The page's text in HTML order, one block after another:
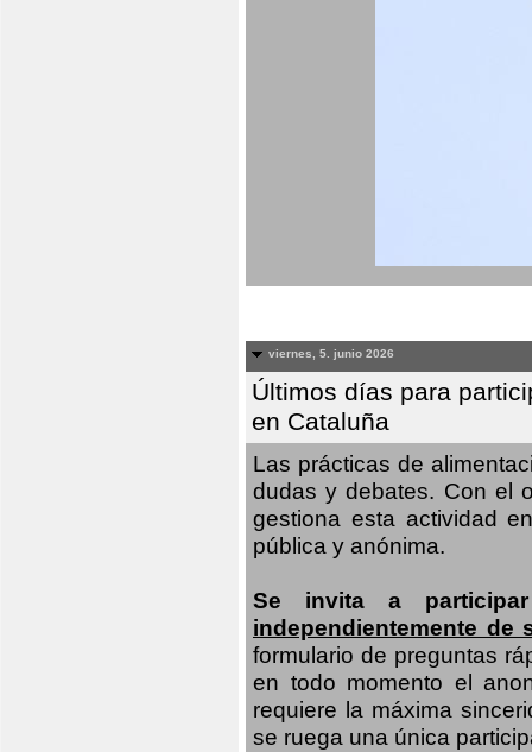
viernes, 5. junio 2026
Últimos días para
en Cataluña
Las prácticas de
dudas y debates. Con el
gestiona esta actividad
pública y anónima.
Se invita a
independientemente
formulario de preguntas
en todo momento el
requiere la máxima
se ruega una única